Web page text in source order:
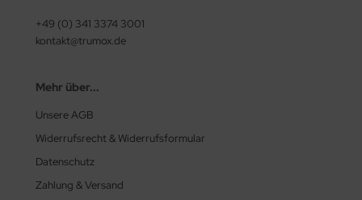
+49 (0) 341 3374 3001
kontakt@trumox.de
Mehr über...
Unsere AGB
Widerrufsrecht & Widerrufsformular
Datenschutz
Zahlung & Versand